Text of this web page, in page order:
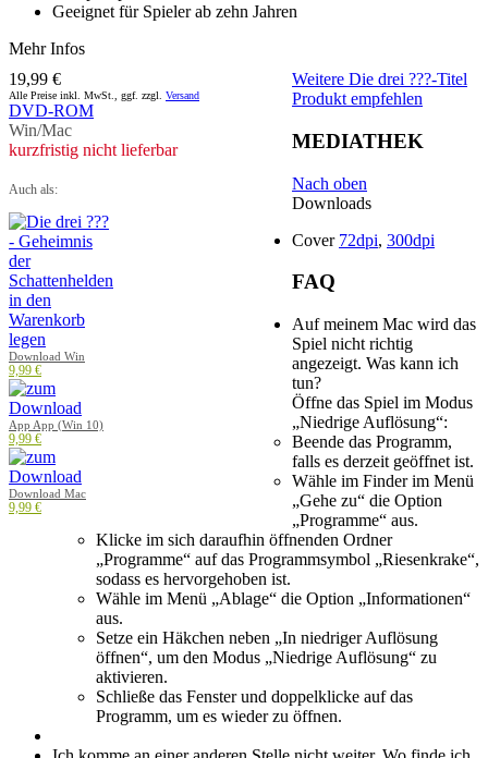
Geeignet für Spieler ab zehn Jahren
Mehr Infos
19,99 €
Alle Preise inkl. MwSt., ggf. zzgl. Versand
DVD-ROM
Win/Mac
kurzfristig nicht lieferbar
Auch als:
Download Win
9,99 €
App App (Win 10)
9,99 €
Download Mac
9,99 €
Weitere Die drei ???-Titel
Produkt empfehlen
MEDIATHEK
Nach oben
Downloads
Cover 72dpi, 300dpi
FAQ
Auf meinem Mac wird das
Spiel nicht richtig
angezeigt. Was kann ich
tun?
Öffne das Spiel im Modus
„Niedrige Auflösung“:
Beende das Programm,
falls es derzeit geöffnet ist.
Wähle im Finder im Menü
„Gehe zu“ die Option
„Programme“ aus.
Klicke im sich daraufhin öffnenden Ordner
„Programme“ auf das Programmsymbol „Riesenkrake“,
sodass es hervorgehoben ist.
Wähle im Menü „Ablage“ die Option „Informationen“
aus.
Setze ein Häkchen neben „In niedriger Auflösung
öffnen“, um den Modus „Niedrige Auflösung“ zu
aktivieren.
Schließe das Fenster und doppelklicke auf das
Programm, um es wieder zu öffnen.